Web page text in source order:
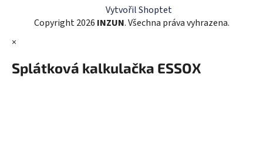
r
v
v
ý
Vytvořil Shoptet
Copyright 2026 INZUN. Všechna práva vyhrazena.
×
Splátková kalkulačka ESSOX